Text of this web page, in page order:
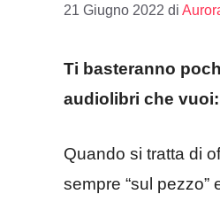
21 Giugno 2022 di
Ti basteranno
audiolibri che
Quando si tratta di
sempre “sul pezzo”